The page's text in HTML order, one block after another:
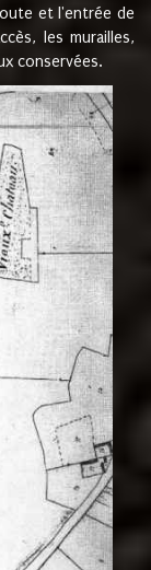
et l'entrée de
les murailles,
conservées.